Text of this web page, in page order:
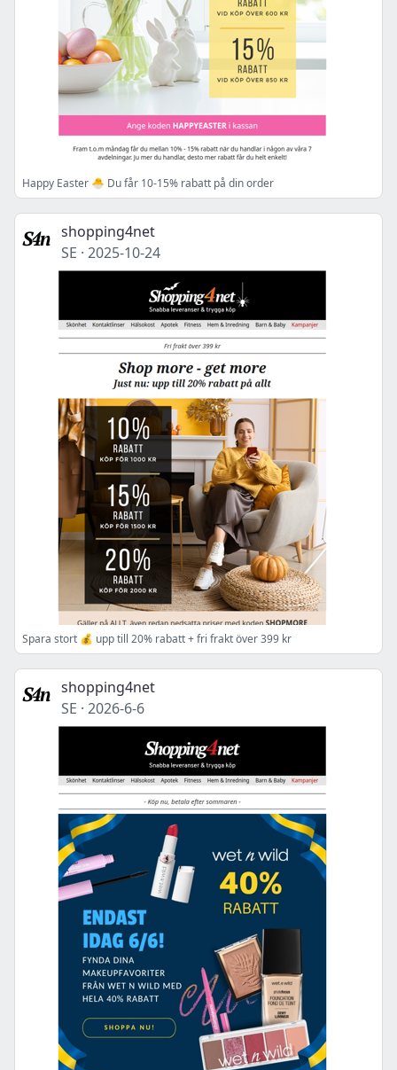
Happy Easter 🐣 Du får 10-15% rabatt på din order
shopping4net
SE · 2025-10-24
Spara stort 💰 upp till 20% rabatt + fri frakt över 399 kr
shopping4net
SE · 2026-6-6